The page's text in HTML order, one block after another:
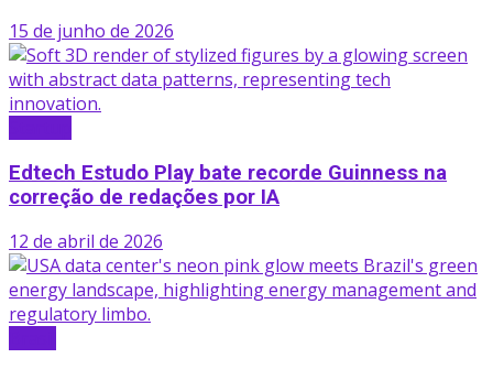
15 de junho de 2026
Edtech Estudo Play bate recorde Guinness na
correção de redações por IA
12 de abril de 2026